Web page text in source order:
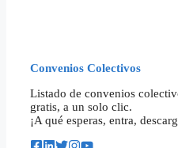
Convenios Colectivos
Listado de convenios
gratis, a un solo clic.
¡A qué esperas, entra,